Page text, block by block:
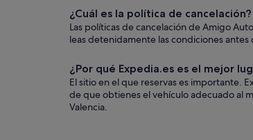
¿Cuál es la política de cancelación?
Las políticas de cancelación de Amigo
leas detenidamente las condiciones
¿Por qué Expedia.es es el mejor
El sitio en el que reservas es importante.
de que obtienes el vehículo adecuado al
Valencia.